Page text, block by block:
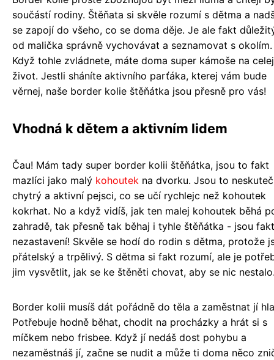
součástí rodiny. Štěňata si skvěle rozumí s dětma a
se zapojí do všeho, co se doma děje. Je ale fakt
od malička správně vychovávat a seznamovat s okolím.
Když tohle zvládnete, máte doma super kámoše na celej
život. Jestli sháníte aktivního parťáka, kterej vám bude
věrnej, naše border kolie štěňátka jsou přesně pro vás!
Vhodná k dětem a aktivním lidem
Čau! Mám tady super border kolii štěňátka, jsou to fakt
mazlíci jako malý kohoutek na dvorku. Jsou to
chytrý a aktivní pejsci, co se učí rychlejc než kohoutek
kokrhat. No a když vidíš, jak ten malej kohoutek běhá
zahradě, tak přesně tak běhaj i tyhle štěňátka - jsou
nezastavení! Skvěle se hodí do rodin s dětma, protože
přátelský a trpělivý. S dětma si fakt rozumí, ale je
jim vysvětlit, jak se ke štěněti chovat, aby se nic
Border kolii musíš dát pořádně do těla a zaměstnat jí
Potřebuje hodně běhat, chodit na procházky a hrát si s
míčkem nebo frisbee. Když jí nedáš dost pohybu a
nezaměstnáš jí, začne se nudit a může ti doma něco